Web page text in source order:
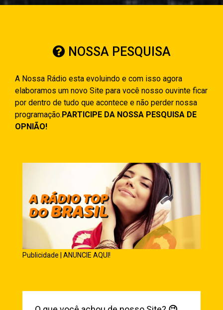
NOSSA PESQUISA
A Nossa Rádio esta evoluindo e com isso agora
elaboramos um novo Site para você nosso ouvinte ficar
por dentro de tudo que acontece e não perder nossa
programação. PARTICIPE DA NOSSA PESQUISA DE
OPNIÃO!
Publicidade | ANUNCIE AQUI!